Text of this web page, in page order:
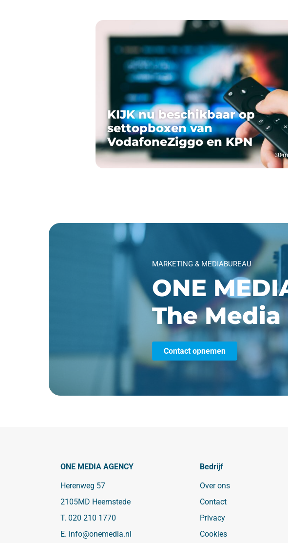
KIJK nu beschikbaar op
settopboxen van
VodafoneZiggo en KPN
30
MARKETING & MEDIABUREAU
ONE
The
Contact opnemen
Bedrijf
Over ons
Contact
Privacy
Cookies
ONE MEDIA AGENCY
Herenweg 57
2105MD Heemstede
T. 020 210 1770
E. info@onemedia.nl